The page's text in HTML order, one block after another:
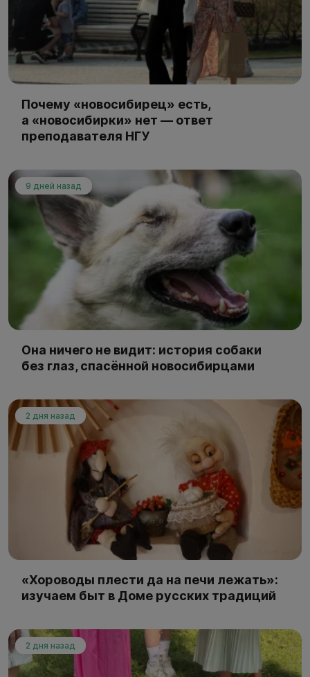
Почему «новосибирец» есть,
а «новосибирки» нет — ответ
преподавателя НГУ
9 дней назад
Она ничего не видит: история собаки
без глаз, спасённой новосибирцами
2 дня назад
«Хороводы плести да на печи лежать»:
изучаем быт в Доме русских традиций
2 дня назад